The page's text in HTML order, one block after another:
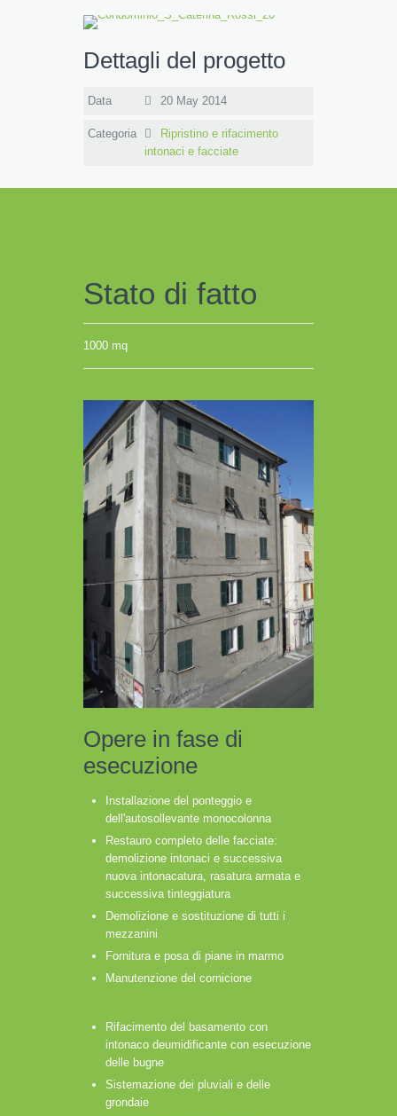
Dettagli del progetto
Data 20 May 2014
Categoria
Ripristino e rifacimento
intonaci e facciate
Stato di fatto
1000 mq
Opere in fase di
esecuzione
Installazione del ponteggio e
dell'autosollevante monocolonna
Restauro completo delle facciate:
demolizione intonaci e successiva
nuova intonacatura, rasatura armata e
successiva tinteggiatura
Demolizione e sostituzione di tutti i
mezzanini
Fornitura e posa di piane in marmo
Manutenzione del cornicione
Rifacimento del basamento con
intonaco deumidificante con esecuzione
delle bugne
Sistemazione dei pluviali e delle
grondaie